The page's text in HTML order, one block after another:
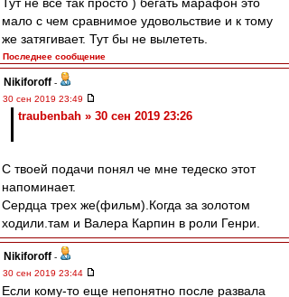
мало с чем сравнимое удовольствие и к тому
же затягивает. Тут бы не вылететь.
Последнее сообщение
Nikiforoff -
30 сен 2019 23:49
traubenbah » 30 сен 2019 23:26
С твоей подачи понял че мне тедеско этот
напоминает.
Сердца трех же(фильм).Когда за золотом
ходили.там и Валера Карпин в роли Генри.
Nikiforoff -
30 сен 2019 23:44
Если кому-то еще непонятно после развала